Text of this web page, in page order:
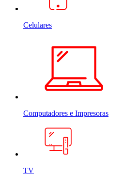
Celulares
Computadores e Impresoras
TV